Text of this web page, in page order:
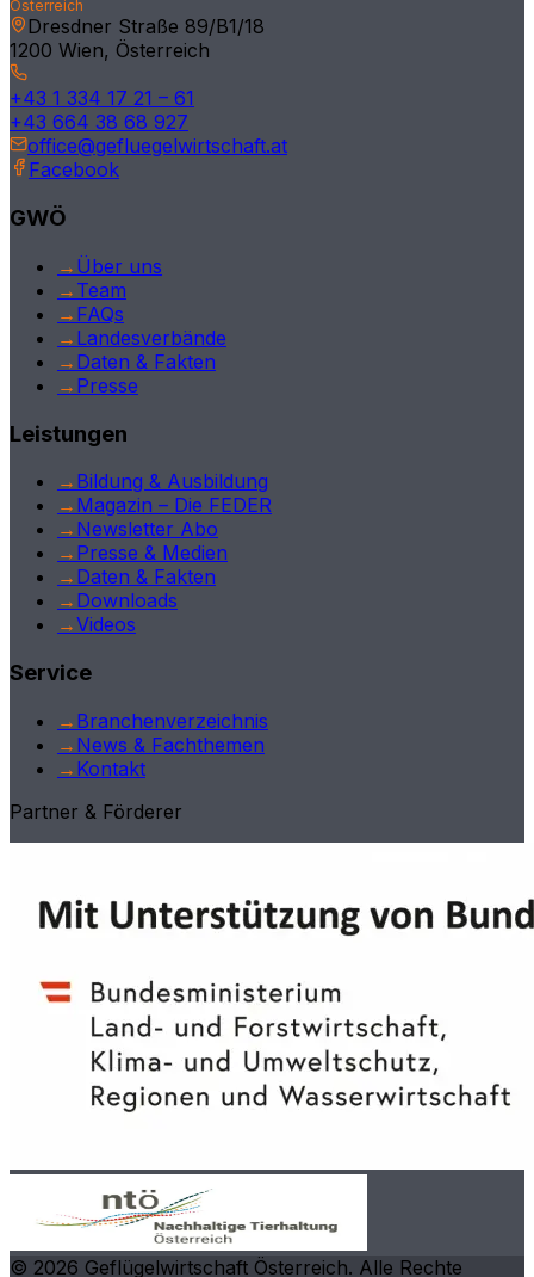
Salzburg
Tirol
Kärnten
Vorarlberg
Burgenland
International
Österreich
Dresdner Straße 89/B1/18
1200 Wien, Österreich
+43 1 334 17 21 – 61
+43 664 38 68 927
office@gefluegelwirtschaft.at
Facebook
GWÖ
→ Über uns
→ Team
→ FAQs
→ Landesverbände
→ Daten & Fakten
→ Presse
Leistungen
→ Bildung & Ausbildung
→ Magazin – Die FEDER
→ Newsletter Abo
→ Presse & Medien
→ Daten & Fakten
→ Downloads
→Videos
Service
→ Branchenverzeichnis
→ News & Fachthemen
→ Kontakt
Partner & Förderer
© 2026 Geflügelwirtschaft Österreich. Alle Rechte